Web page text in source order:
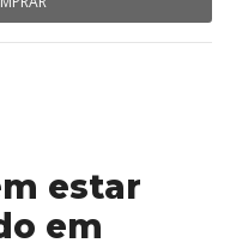
estar
em